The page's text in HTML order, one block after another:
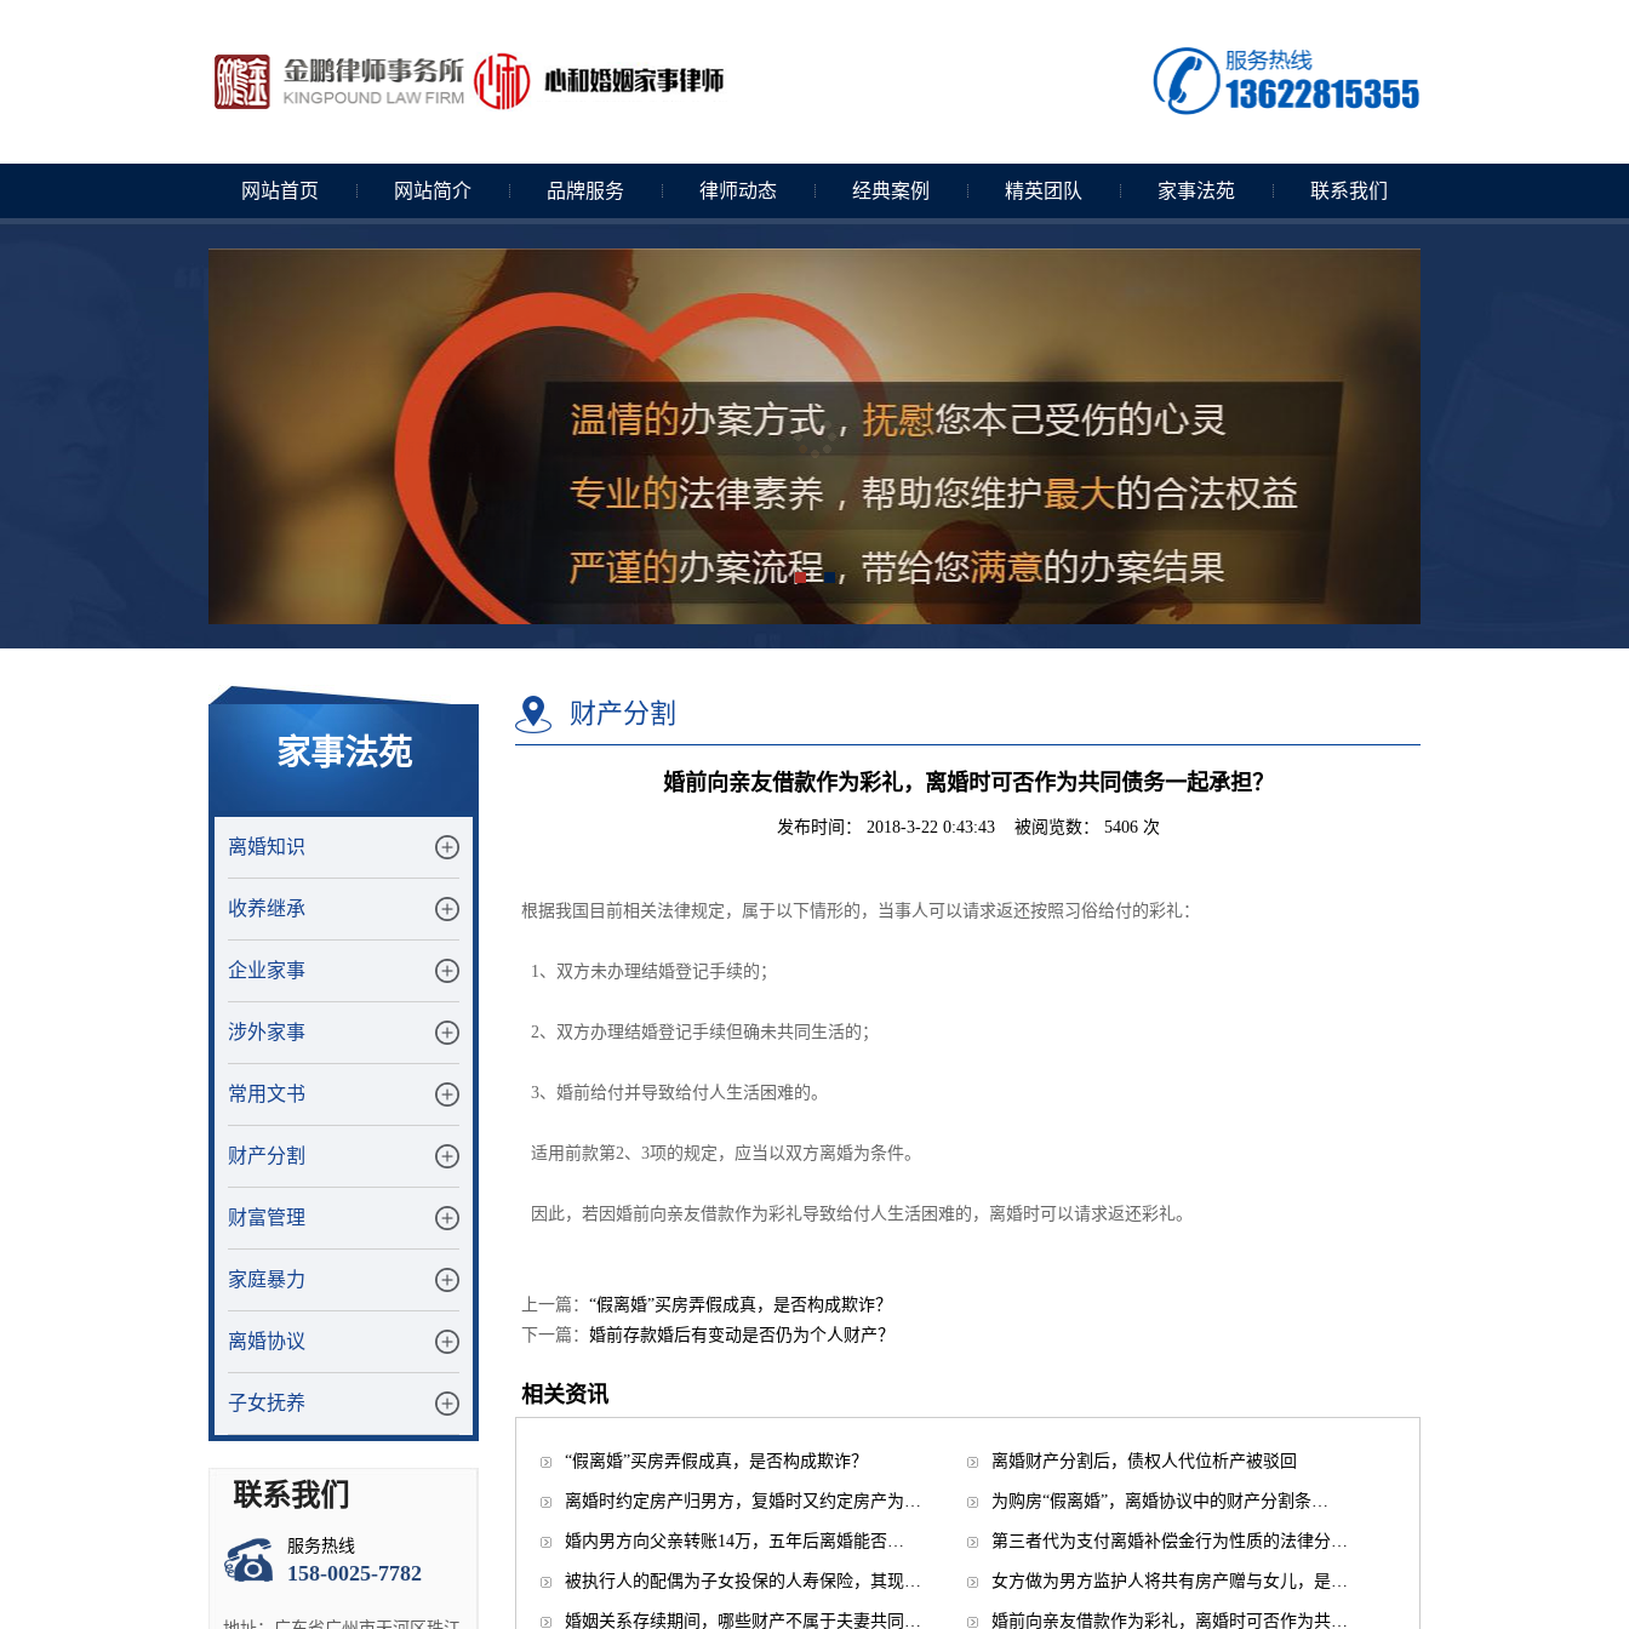
网站首页 网站简介 品牌服务 律师动态 经典案例 精英团队 家事法苑 联系我们
家事法苑
离婚知识
收养继承
企业家事
涉外家事
常用文书
财产分割
财富管理
家庭暴力
离婚协议
子女抚养
联系我们
服务热线
158-0025-7782
财产分割
婚前向亲友借款作为彩礼，离婚时可否作为共同债务一起承担？
发布时间： 2018-3-22 0:43:43 被阅览数： 5406 次
根据我国目前相关法律规定，属于以下情形的，当事人可以请求返还按照习俗给付的彩礼：
1、双方未办理结婚登记手续的；
2、双方办理结婚登记手续但确未共同生活的；
3、婚前给付并导致给付人生活困难的。
适用前款第2、3项的规定，应当以双方离婚为条件。
因此，若因婚前向亲友借款作为彩礼导致给付人生活困难的，离婚时可以请求返还彩礼。
上一篇： “假离婚”买房弄假成真，是否构成欺诈？
下一篇： 婚前存款婚后有变动是否仍为个人财产？
相关资讯
“假离婚”买房弄假成真，是否构成欺诈？ 离婚财产分割后，债权人代位析产被驳回
离婚时约定房产归男方，复婚时又约定房产为… 为购房“假离婚”，离婚协议中的财产分割条…
婚内男方向父亲转账14万，五年后离婚能否… 第三者代为支付离婚补偿金行为性质的法律分…
被执行人的配偶为子女投保的人寿保险，其现… 女方做为男方监护人将共有房产赠与女儿，是…
婚姻关系存续期间，哪些财产不属于夫妻共同… 婚前向亲友借款作为彩礼，离婚时可否作为共…